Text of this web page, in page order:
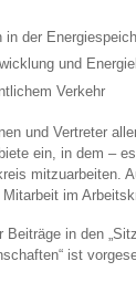
in der
und
Verkehr
und Vertreter
ein, in dem –
mitzuarbeiten.
im
in den
ist